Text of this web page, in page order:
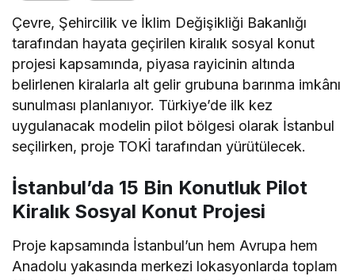
Çevre, Şehircilik ve İklim Değişikliği Bakanlığı
tarafından hayata geçirilen kiralık sosyal konut
projesi kapsamında, piyasa rayicinin altında
belirlenen kiralarla alt gelir grubuna barınma imkânı
sunulması planlanıyor. Türkiye’de ilk kez
uygulanacak modelin pilot bölgesi olarak İstanbul
seçilirken, proje TOKİ tarafından yürütülecek.
İstanbul’da 15 Bin Konutluk Pilot
Kiralık Sosyal Konut Projesi
Proje kapsamında İstanbul’un hem Avrupa hem
Anadolu yakasında merkezi lokasyonlarda toplam